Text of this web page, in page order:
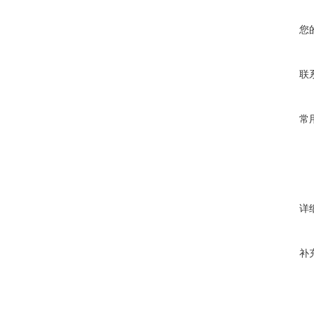
您
联
常
详
补